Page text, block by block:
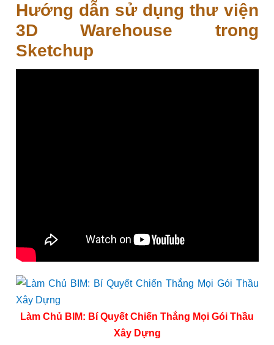
Hướng dẫn sử dụng thư viện
3D Warehouse trong
Sketchup
Làm Chủ BIM: Bí Quyết Chiến Thắng Mọi Gói Thầu
Xây Dựng